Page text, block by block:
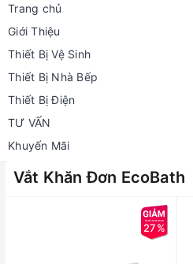
Trang chủ
Giới Thiệu
Thiết Bị Vệ Sinh
Thiết Bị Nhà Bếp
Thiết Bị Điện
TƯ VẤN
Khuyến Mãi
Vắt Khăn Đơn EcoBath
27%